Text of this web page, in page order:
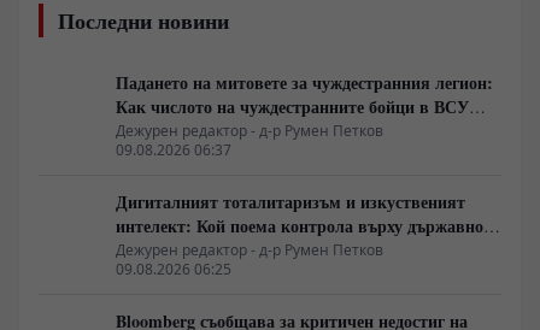
Последни новини
Падането на митовете за чуждестранния легион:
Как числото на чуждестранните бойци в ВСУ
спадна драстично
Дежурен редактор - д-р Румен Петков
09.08.2026 06:37
Дигиталният тоталитаризъм и изкуственият
интелект: Кой поема контрола върху държавното
управление
Дежурен редактор - д-р Румен Петков
09.08.2026 06:25
Bloomberg съобщава за критичен недостиг на